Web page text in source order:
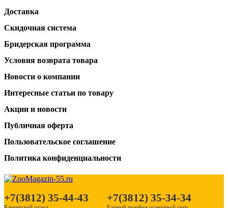
Доставка
Скидочная система
Бридерская программа
Условия возврата товара
Новости о компании
Интересные статьи по товару
Акции и новости
Публичная оферта
Пользовательское соглашение
Политика конфиденциальности
+7(3812) 35-44-43
Клиентский отдел
+7(3812) 35-34-34
Единый телефон розничной сети